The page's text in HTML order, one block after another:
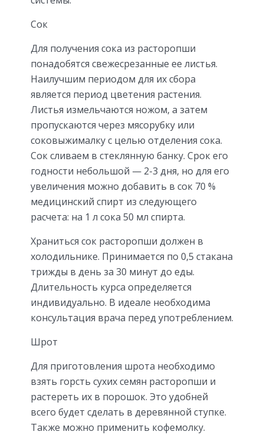
Сок
Для получения сока из расторопши
понадобятся свежесрезанные ее листья.
Наилучшим периодом для их сбора
является период цветения растения.
Листья измельчаются ножом, а затем
пропускаются через мясорубку или
соковыжималку с целью отделения сока.
Сок сливаем в стеклянную банку. Срок его
годности небольшой — 2-3 дня, но для его
увеличения можно добавить в сок 70 %
медицинский спирт из следующего
расчета: на 1 л сока 50 мл спирта.
Храниться сок расторопши должен в
холодильнике. Принимается по 0,5 стакана
трижды в день за 30 минут до еды.
Длительность курса определяется
индивидуально. В идеале необходима
консультация врача перед употреблением.
Шрот
Для приготовления шрота необходимо
взять горсть сухих семян расторопши и
растереть их в порошок. Это удобней
всего будет сделать в деревянной ступке.
Также можно применить кофемолку.